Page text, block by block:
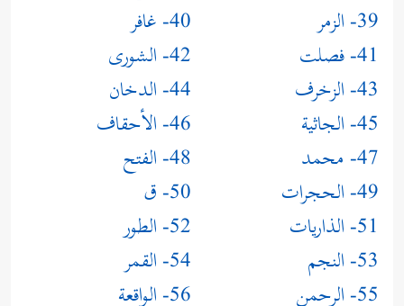
39- الزمر
40- غافر
41- فصلت
42- الشورى
43- الزخرف
44- الدخان
45- الجاثية
46- الأحقاف
47- محمد
48- الفتح
49- الحجرات
50- ق
51- الذاريات
52- الطور
53- النجم
54- القمر
55- الرحمن
56- الواقعة